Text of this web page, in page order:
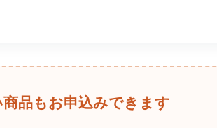
品もお申込みできます